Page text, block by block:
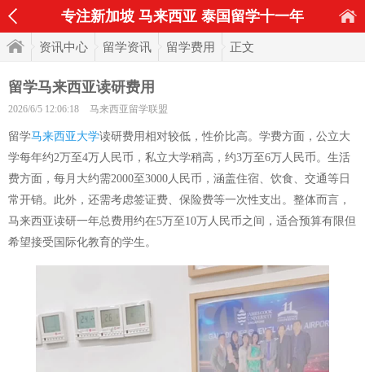
专注新加坡 马来西亚 泰国留学十一年
资讯中心 留学资讯 留学费用 正文
留学马来西亚读研费用
2026/6/5 12:06:18 马来西亚留学联盟
留学马来西亚大学读研费用相对较低，性价比高。学费方面，公立大
学每年约2万至4万人民币，私立大学稍高，约3万至6万人民币。生活
费方面，每月大约需2000至3000人民币，涵盖住宿、饮食、交通等日
常开销。此外，还需考虑签证费、保险费等一次性支出。整体而言，
马来西亚读研一年总费用约在5万至10万人民币之间，适合预算有限但
希望接受国际化教育的学生。